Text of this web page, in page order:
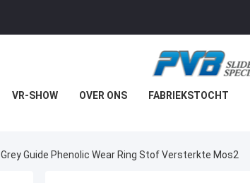
VR-SHOW OVER ONS FABRIEKSTOCHT
Grey Guide Phenolic Wear Ring Stof Versterkte Mos2